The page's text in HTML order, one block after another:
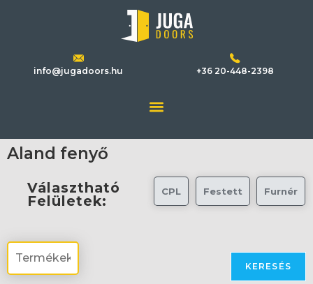
info@jugadoors.hu +36 20-448-2398
Aland fenyő
Választható
Felületek:
CPL Festett Furnér
KERESÉS